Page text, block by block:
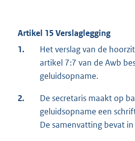
Artikel 15 Verslaglegging
1.
Het verslag van de
artikel 7:7 van de Awb
geluidsopname.
2.
De secretaris maakt op
geluidsopname een
De samenvatting bevat